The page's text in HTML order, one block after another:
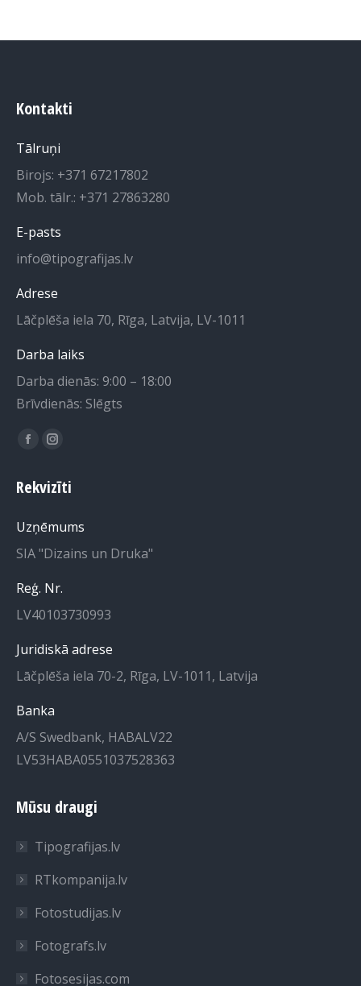
Kontakti
Tālruņi
Birojs: +371 67217802
Mob. tālr.: +371 27863280
E-pasts
info@tipografijas.lv
Adrese
Lāčplēša iela 70, Rīga, Latvija, LV-1011
Darba laiks
Darba dienās: 9:00 – 18:00
Brīvdienās: Slēgts
Find us on:
Facebook
opens
new
window
Instagram
opens
new
window
Rekvizīti
Uzņēmums
SIA "Dizains un Druka"
Reģ. Nr.
LV40103730993
Juridiskā adrese
Lāčplēša iela 70-2, Rīga, LV-1011, Latvija
Banka
A/S Swedbank, HABALV22
LV53HABA0551037528363
Mūsu draugi
Tipografijas.lv
RTkompanija.lv
Fotostudijas.lv
Fotografs.lv
Fotosesijas.com